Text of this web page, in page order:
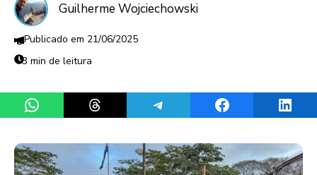
Guilherme Wojciechowski
21/06/2025
3 min de leitura
Share on WhatsAppShare on ThreadsShare on TelegramShare on Facebook